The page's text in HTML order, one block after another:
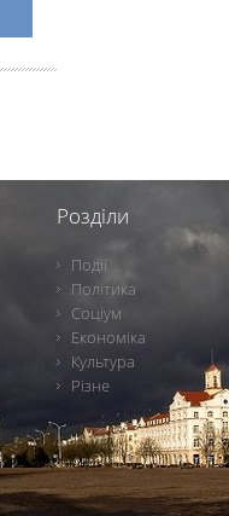
Розділи
Події
Політика
Соціум
Економіка
Культура
Різне